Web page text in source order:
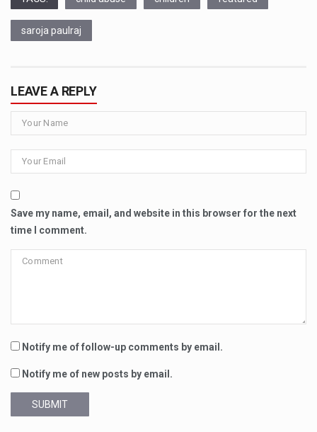
saroja paulraj
LEAVE A REPLY
Save my name, email, and website in this browser for the next
time I comment.
Notify me of follow-up comments by email.
Notify me of new posts by email.
SUBMIT